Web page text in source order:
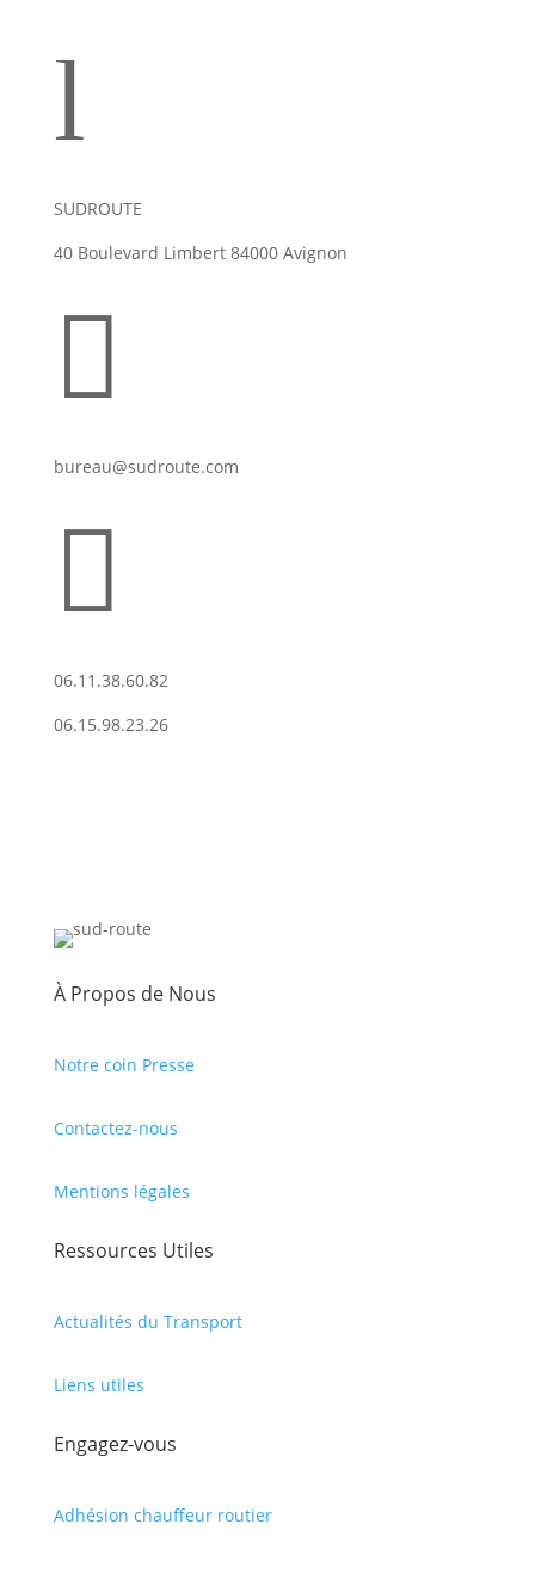
l
SUDROUTE
40 Boulevard Limbert 84000 Avignon

bureau@sudroute.com

06.11.38.60.82
06.15.98.23.26
À Propos de Nous
Notre coin Presse
Contactez-nous
Mentions légales
Ressources Utiles
Actualités du Transport
Liens utiles
Engagez-vous
Adhésion chauffeur routier